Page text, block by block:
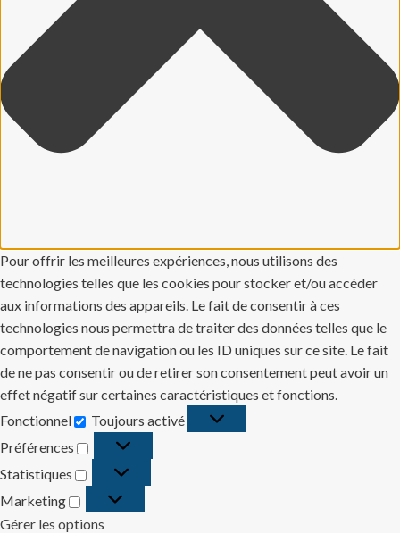
Pour offrir les meilleures expériences, nous utilisons des
technologies telles que les cookies pour stocker et/ou accéder
aux informations des appareils. Le fait de consentir à ces
technologies nous permettra de traiter des données telles que le
comportement de navigation ou les ID uniques sur ce site. Le fait
de ne pas consentir ou de retirer son consentement peut avoir un
effet négatif sur certaines caractéristiques et fonctions.
Fonctionnel
Fonctionnel
Toujours activé
Préférences
Préférences
Statistiques
Statistiques
Marketing
Marketing
Gérer les options